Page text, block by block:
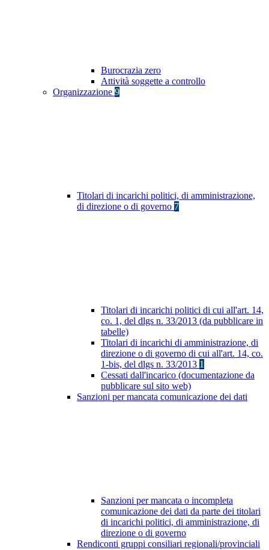
Burocrazia zero
Attività soggette a controllo
Organizzazione 9
Titolari di incarichi politici, di amministrazione,
di direzione o di governo 7
Titolari di incarichi politici di cui all'art. 14,
co. 1, del dlgs n. 33/2013 (da pubblicare in
tabelle)
Titolari di incarichi di amministrazione, di
direzione o di governo di cui all'art. 14, co.
1-bis, del dlgs n. 33/2013 1
Cessati dall'incarico (documentazione da
pubblicare sul sito web)
Sanzioni per mancata comunicazione dei dati
Sanzioni per mancata o incompleta
comunicazione dei dati da parte dei titolari
di incarichi politici, di amministrazione, di
direzione o di governo
Rendiconti gruppi consiliari regionali/provinciali